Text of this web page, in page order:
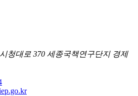
청대로 370 세종국책연구단지 경제